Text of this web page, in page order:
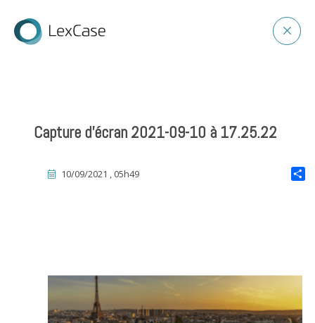
Capture d’écran 2021-09-10 à 17.25.22
10/09/2021 , 05h49